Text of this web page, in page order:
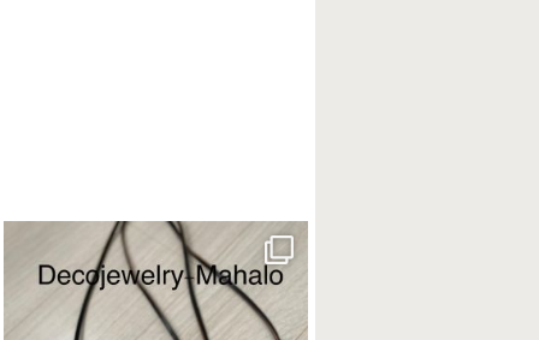
decojewelrymahalo
8月 20